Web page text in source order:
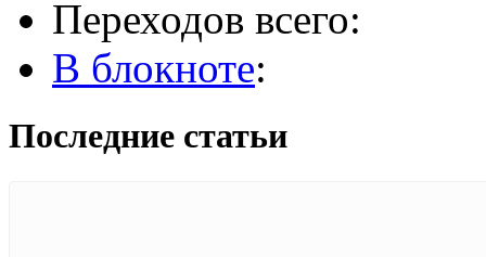
Переходов всего:
В блокноте:
Последние статьи